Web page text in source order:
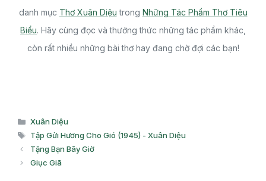
danh mục Thơ Xuân Diệu trong Những Tác Phẩm Thơ Tiêu
Biểu. Hãy cùng đọc và thưởng thức những tác phẩm khác,
còn rất nhiều những bài thơ hay đang chờ đợi các bạn!
Danh
mục
Xuân Diệu
Thẻ
Tập Gửi Hương Cho Gió (1945) - Xuân Diệu
Tặng Bạn Bây Giờ
Giục Giã